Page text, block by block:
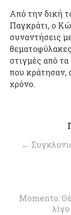
Από την δική
Παγκράτι, ο
συναντήσεις
στιγμές από
που κράτησαν,
χρόνο.
←
Momento: